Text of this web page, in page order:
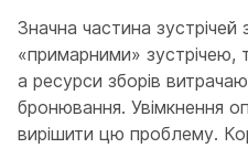
Значна частина зустрічей
«примарними» зустрічею,
а ресурси зборів
бронювання. Увімкнення
вирішити цю проблему.